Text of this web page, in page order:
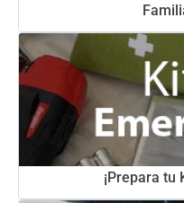
¡Prepara tu